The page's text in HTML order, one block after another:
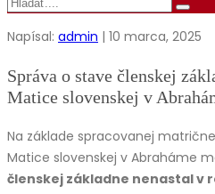
Napísal: admin | 10 marca, 2025
Správa o stave členskej
Matice slovenskej v
Na základe spracovanej
Matice slovenskej v Abraháme
členskej základne nenastal v